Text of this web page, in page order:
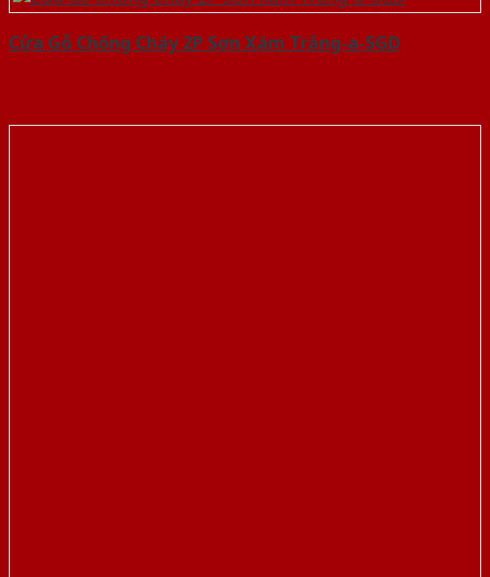
Cửa Gỗ Chống Cháy 2P Sơn Xám Trắng-a-SGD